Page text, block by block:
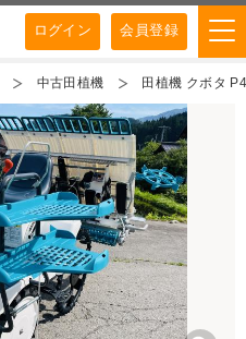
ログイン 会員登録
中古田植機 田植機 クボタ